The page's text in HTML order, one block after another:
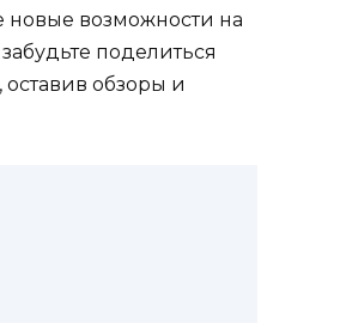
новые возможности на
поделиться
обзоры и